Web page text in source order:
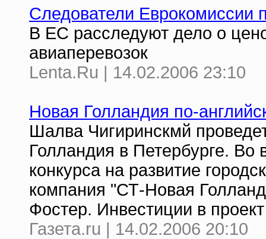
Следователи Еврокомиссии
В ЕС расследуют дело о
авиаперевозок
Lenta.Ru | 14.02.2006 23:10
Новая Голландия по-
Шалва Чигиринскмй
Голландия в Петербурге. Во
конкурса на развитие
компания "СТ-Новая
Фостер. Инвестиции в
Газета.ru | 14.02.2006 20:10